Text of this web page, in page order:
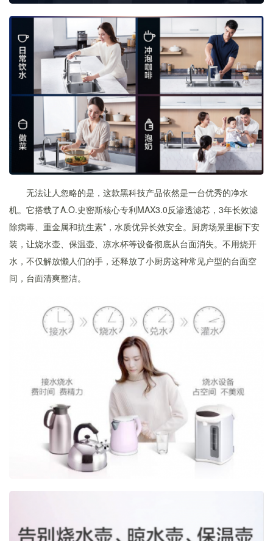
无法让人忽略的是，这款黑科技产品依然是一台优秀的净水
机。它搭载了A.O.史密斯核心专利MAX3.0反渗透滤芯，3年长效滤
除病毒、重金属和抗生素*，水质优异长效安全。厨房场景里橱下安
装，让烧水壶、保温壶、凉水杯等设备彻底从台面消失。不用烧开
水，不仅解放懒人们的手，还释放了小厨房这种常见户型的台面空
间，台面清爽整洁。